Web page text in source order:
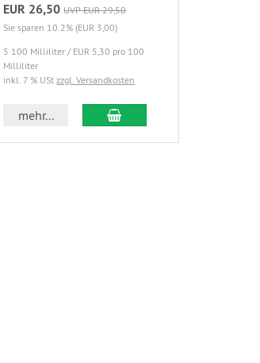
EUR 26,50 UVP EUR 29,50
Sie sparen 10.2% (EUR 3,00)
5 100 Milliliter / EUR 5,30 pro 100
Milliliter
inkl. 7 % UStzzgl. Versandkosten
mehr...